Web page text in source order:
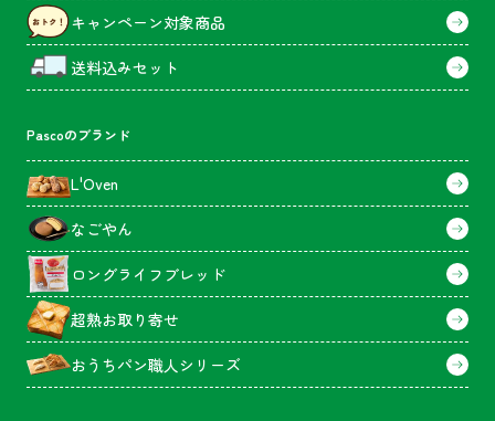
キャンペーン対象商品
送料込みセット
Pascoのブランド
L'Oven
なごやん
ロングライフブレッド
超熟お取り寄せ
おうちパン職人シリーズ